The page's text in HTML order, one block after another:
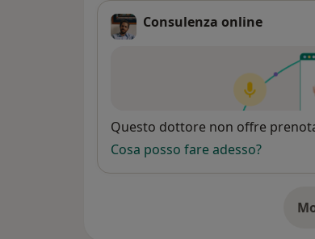
Consulenza online
Disponibilità
Questo dottore non offre
Cosa posso fare adesso?